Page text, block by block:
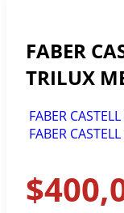
FABER
TRILUX
FABER
FABER
$